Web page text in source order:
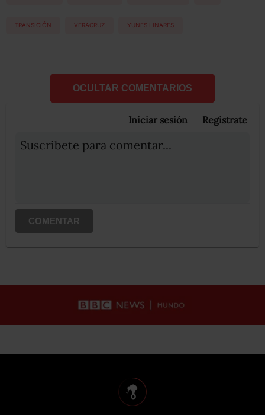
TRANSICIÓN VERACRUZ YUNES LINARES
OCULTAR COMENTARIOS
Iniciar sesión Registrate
Suscribete para comentar...
COMENTAR